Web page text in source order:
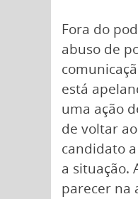
Fora do
abuso de
está
uma ação
de voltar
candidato
a situação.
parecer na